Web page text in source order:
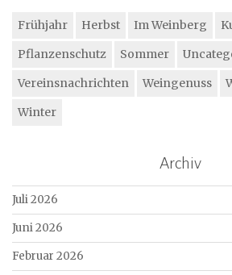
Frühjahr Herbst Im Weinberg
Pflanzenschutz
Sommer
Vereinsnachrichten
Weingenuss
Winter
Archiv
Juli 2026
Juni 2026
Februar 2026